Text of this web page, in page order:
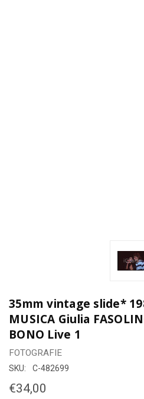
35mm vintage slide*
MUSICA Giulia
BONO Live 1
FOTOGRAFIE
SKU: C-482699
€34,00